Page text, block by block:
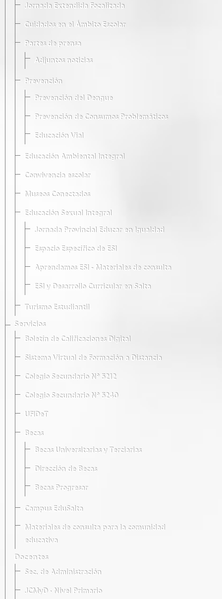
Jornada Extendida Focalizada
Cuidados en el Ámbito Escolar
Partes de prensa
Adjuntos noticias
Prevención
Prevención del Dengue
Prevención de Consumos Problemáticos
Educación Vial
Educación Ambiental Integral
Convivencia escolar
Museos Conectados
Educación Sexual Integral
Jornada Provincial Educar en Igualdad
Espacio Específico de ESI
Aprendamos ESI - Materiales de consulta
ESI y Desarrollo Curricular en Salta
Turismo Estudiantil
Servicios
Boletín de Calificaciones Digital
Sistema Virtual de Formación a Distancia
Colegio Secundario Nº 5212
Colegio Secundario Nº 5240
UFIDeT
Becas
Becas Universitarias y Terciarias
Dirección de Becas
Becas Progresar
Campus EduSalta
Materiales de consulta para la comunidad
educativa
Docentes
Sec. de Administración
JCMyD · Nivel Primario